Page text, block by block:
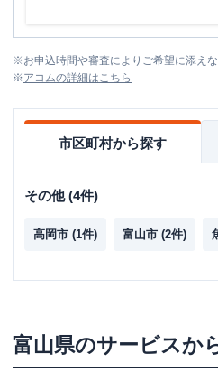
※お申込時間や審査によりご希望に添え
※アコムの詳細はこちら
市区町村から探す
その他(4件)
高岡市 (1件) 富山市 (2件)
富山県のサービスか